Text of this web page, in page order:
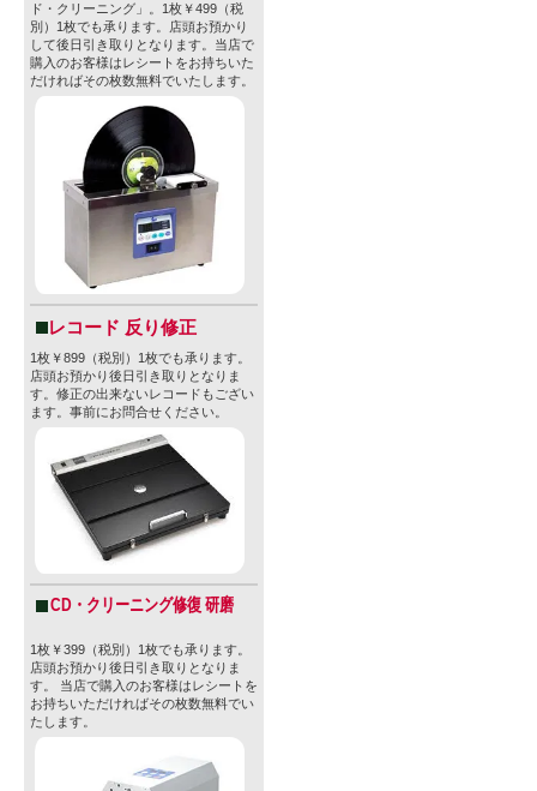
ド・クリーニング」。1枚￥499（税
別）1枚でも承ります。店頭お預かり
して後日引き取りとなります。当店で
購入のお客様はレシートをお持ちいた
だければその枚数無料でいたします。
レコード 反り修正
1枚￥899（税別）1枚でも承ります。
店頭お預かり後日引き取りとなりま
す。修正の出来ないレコードもござい
ます。事前にお問合せください。
CD・クリーニング修復 研磨
1枚￥399（税別）1枚でも承ります。
店頭お預かり後日引き取りとなりま
す。 当店で購入のお客様はレシートを
お持ちいただければその枚数無料でい
たします。